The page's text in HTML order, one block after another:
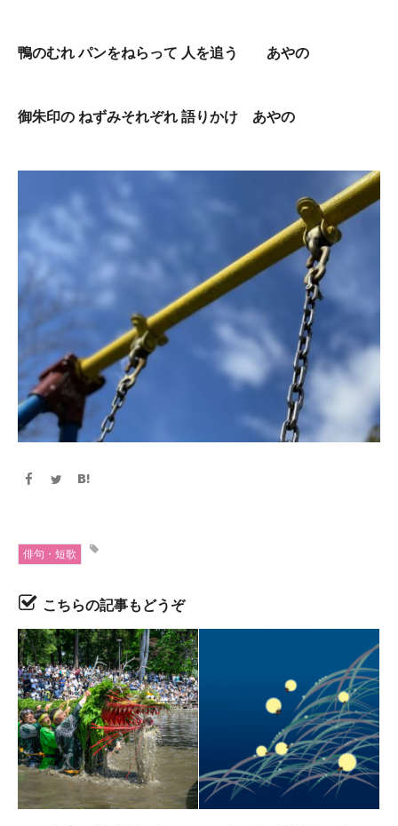
鴨のむれ パンをねらって 人を追う あやの
御朱印の ねずみそれぞれ 語りかけ あやの
俳句・短歌
こちらの記事もどうぞ